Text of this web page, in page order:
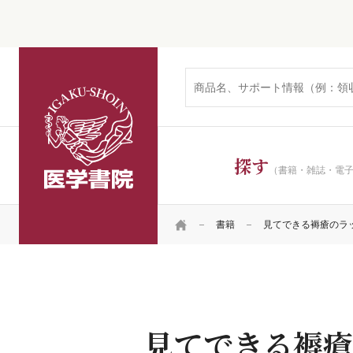
探す （書籍・雑誌・電
HOME 書籍 見てできる褥瘡のラ
見てできる褥